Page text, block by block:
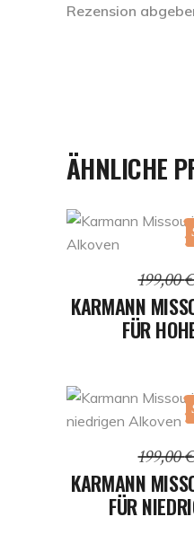
Rezension
ÄHNLICHE
IN DEN
199,00
KARMANN
FÜR
IN DEN
199,00
KARMANN
FÜR